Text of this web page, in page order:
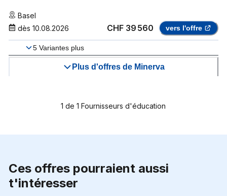
Basel
dès 10.08.2026 CHF 39 560 vers l'offre
5 Variantes plus
Plus d'offres de Minerva
1 de 1 Fournisseurs d'éducation
Ces offres pourraient aussi
t'intéresser